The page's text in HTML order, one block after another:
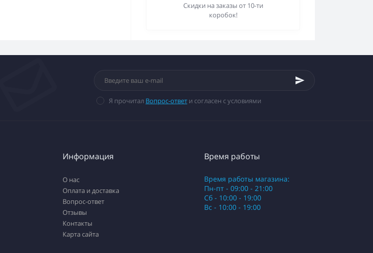
Скидки на заказы от 10-ти
коробок!
Я прочитал Вопрос-ответ и согласен с условиями
Информация
О нас
Оплата и доставка
Вопрос-ответ
Отзывы
Контакты
Карта сайта
Время работы
Время работы магазина:
Пн-пт - 09:00 - 21:00
Сб - 10:00 - 19:00
Вс - 10:00 - 19:00